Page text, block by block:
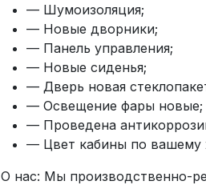
— Шумоизоляция;
— Новые дворники;
— Панель управления;
— Новые сиденья;
— Дверь новая
— Освещение фары новые;
— Проведена
— Цвет кабины по вашему
О нас: Мы производственно-